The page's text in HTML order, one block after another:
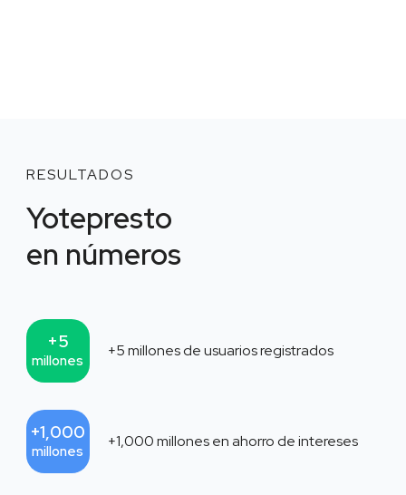
RESULTADOS
Yotepresto
en números
+5
millones
+5millones de usuarios registrados
+1,000
millones
+1,000millones en ahorro de intereses